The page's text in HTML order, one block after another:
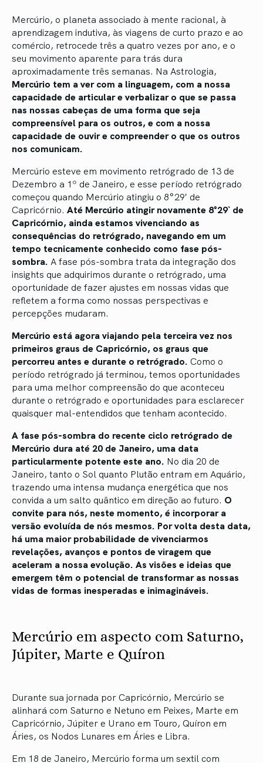
Mercúrio, o planeta associado à mente racional, à
aprendizagem indutiva, às viagens de curto prazo e ao
comércio, retrocede três a quatro vezes por ano, e o
seu movimento aparente para trás dura
aproximadamente três semanas. Na Astrologia,
Mercúrio tem a ver com a linguagem, com a nossa
capacidade de articular e verbalizar o que se passa
nas nossas cabeças de uma forma que seja
compreensível para os outros, e com a nossa
capacidade de ouvir e compreender o que os outros
nos comunicam.
Mercúrio esteve em movimento retrógrado de 13 de
Dezembro a 1º de Janeiro, e esse período retrógrado
começou quando Mercúrio atingiu o 8°29′ de
Capricórnio. Até Mercúrio atingir novamente 8°29` de
Capricórnio, ainda estamos vivenciando as
consequências do retrógrado, navegando em um
tempo tecnicamente conhecido como fase pós-
sombra. A fase pós-sombra trata da integração dos
insights que adquirimos durante o retrógrado, uma
oportunidade de fazer ajustes em nossas vidas que
refletem a forma como nossas perspectivas e
percepções mudaram.
Mercúrio está agora viajando pela terceira vez nos
primeiros graus de Capricórnio, os graus que
percorreu antes e durante o retrógrado. Como o
período retrógrado já terminou, temos oportunidades
para uma melhor compreensão do que aconteceu
durante o retrógrado e oportunidades para esclarecer
quaisquer mal-entendidos que tenham acontecido.
A fase pós-sombra do recente ciclo retrógrado de
Mercúrio dura até 20 de Janeiro, uma data
particularmente potente este ano. No dia 20 de
Janeiro, tanto o Sol quanto Plutão entram em Aquário,
trazendo uma intensa mudança energética que nos
convida a um salto quântico em direção ao futuro. O
convite para nós, neste momento, é incorporar a
versão evoluída de nós mesmos. Por volta desta data,
há uma maior probabilidade de vivenciarmos
revelações, avanços e pontos de viragem que
aceleram a nossa evolução. As visões e ideias que
emergem têm o potencial de transformar as nossas
vidas de formas inesperadas e inimagináveis.
Mercúrio em aspecto com Saturno,
Júpiter, Marte e Quíron
Durante sua jornada por Capricórnio, Mercúrio se
alinhará com Saturno e Netuno em Peixes, Marte em
Capricórnio, Júpiter e Urano em Touro, Quíron em
Áries, os Nodos Lunares em Áries e Libra.
Em 18 de Janeiro, Mercúrio forma um sextil com